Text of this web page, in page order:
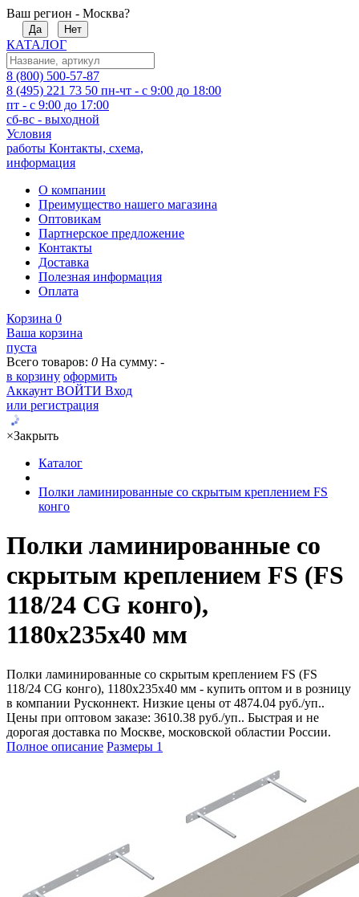
Ваш регион - Москва?
Да Нет
КАТАЛОГ
8 (800) 500-57-87
8 (495) 221 73 50 пн-чт - с 9:00 до 18:00
пт - с 9:00 до 17:00
сб-вс - выходной
Условия
работы Контакты, схема,
информация
О компании
Преимущество нашего магазина
Оптовикам
Партнерское предложение
Контакты
Доставка
Полезная информация
Оплата
Корзина 0
Ваша корзина
пуста
Всего товаров: 0 На сумму: -
в корзину оформить
Аккаунт ВОЙТИ Вход
или регистрация
×Закрыть
Каталог
Полки ламинированные со скрытым креплением FS
конго
Полки ламинированные со
скрытым креплением FS (FS
118/24 CG конго),
1180х235х40 мм
Полки ламинированные со скрытым креплением FS (FS
118/24 CG конго), 1180х235х40 мм - купить оптом и в розницу
в компании Русконнект. Низкие цены от 4874.04 руб./уп..
Цены при оптовом заказе: 3610.38 руб./уп.. Быстрая и не
дорогая доставка по Москве, московской областии России.
Полное описание Размеры 1